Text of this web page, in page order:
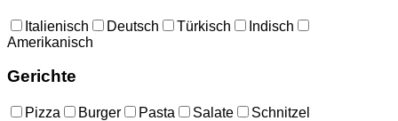
Italienisch Deutsch Türkisch
Indisch
Amerikanisch
Gerichte
Pizza Burger Pasta Salate
Schnitzel